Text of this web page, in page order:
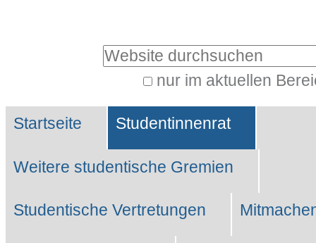
Website durchsuchen
nur im aktuellen
Suche…
Sektionen
Startseite Studentinnenrat
Weitere studentische Gremien
Studentische Vertretungen